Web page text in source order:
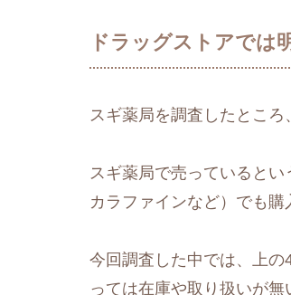
ドラッグストアでは
スギ薬局を調査したところ
スギ薬局で売っていると
カラファインなど）でも購
今回調査した中では、上
っては在庫や取り扱いが